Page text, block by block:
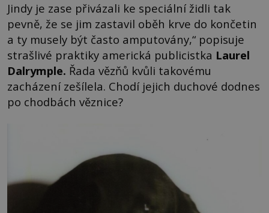
Jindy je zase přivázali ke speciální židli tak
pevně, že se jim zastavil oběh krve do končetin
a ty musely být často amputovány,“ popisuje
strašlivé praktiky americká publicistka Laurel
Dalrymple. Řada vězňů kvůli takovému
zacházení zešílela. Chodí jejich duchové dodnes
po chodbách věznice?